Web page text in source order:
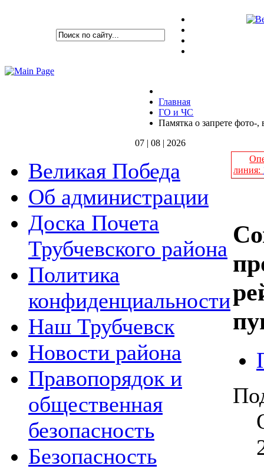
Главная
ГО и ЧС
Памятка о запрете фото-
07 | 08 | 2026
Великая Победа
Об администрации
Доска Почета
Трубчевского района
Политика
конфиденциальности
Наш Трубчевск
Новости района
Правопорядок и
общественная
безопасность
Безопасность
линия: